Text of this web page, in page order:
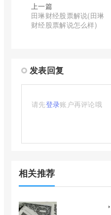
上一篇
田琳财经股票解说(田琳
财经股票解说怎么样)
发表回复
请先登录账户再评论哦
相关推荐